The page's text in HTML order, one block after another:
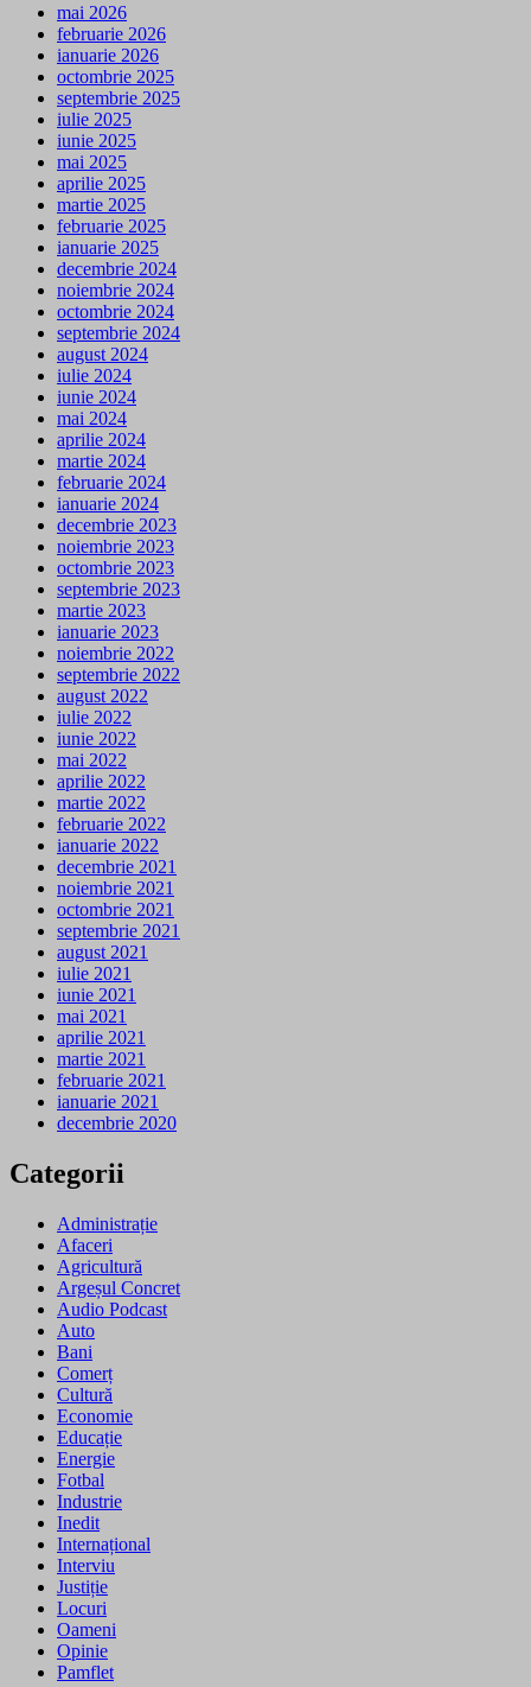
mai 2026
februarie 2026
ianuarie 2026
octombrie 2025
septembrie 2025
iulie 2025
iunie 2025
mai 2025
aprilie 2025
martie 2025
februarie 2025
ianuarie 2025
decembrie 2024
noiembrie 2024
octombrie 2024
septembrie 2024
august 2024
iulie 2024
iunie 2024
mai 2024
aprilie 2024
martie 2024
februarie 2024
ianuarie 2024
decembrie 2023
noiembrie 2023
octombrie 2023
septembrie 2023
martie 2023
ianuarie 2023
noiembrie 2022
septembrie 2022
august 2022
iulie 2022
iunie 2022
mai 2022
aprilie 2022
martie 2022
februarie 2022
ianuarie 2022
decembrie 2021
noiembrie 2021
octombrie 2021
septembrie 2021
august 2021
iulie 2021
iunie 2021
mai 2021
aprilie 2021
martie 2021
februarie 2021
ianuarie 2021
decembrie 2020
Categorii
Administrație
Afaceri
Agricultură
Argeșul Concret
Audio Podcast
Auto
Bani
Comerț
Cultură
Economie
Educație
Energie
Fotbal
Industrie
Inedit
Internațional
Interviu
Justiție
Locuri
Oameni
Opinie
Pamflet